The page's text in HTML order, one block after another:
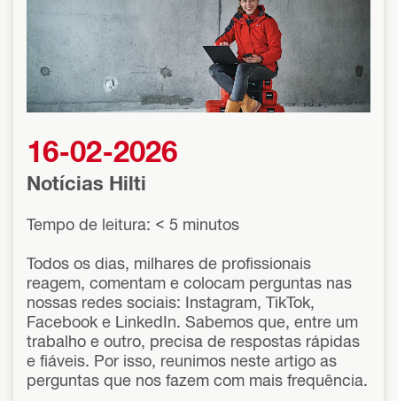
16-02-2026
Notícias Hilti
Tempo de leitura: < 5 minutos
Todos os dias, milhares de profissionais
reagem, comentam e colocam perguntas nas
nossas redes sociais: Instagram, TikTok,
Facebook e LinkedIn. Sabemos que, entre um
trabalho e outro, precisa de respostas rápidas
e fiáveis. Por isso, reunimos neste artigo as
perguntas que nos fazem com mais frequência.